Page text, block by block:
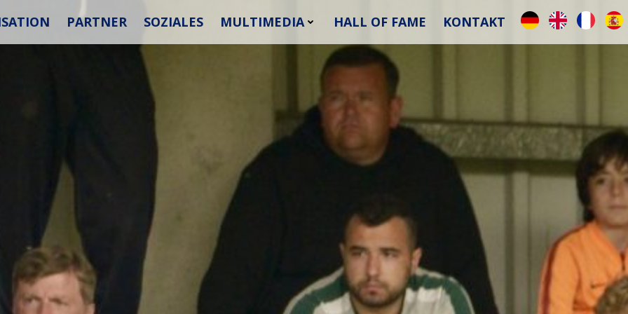
PARTNER SOZIALES MULTIMEDIA HALL OF FAME KONTAKT